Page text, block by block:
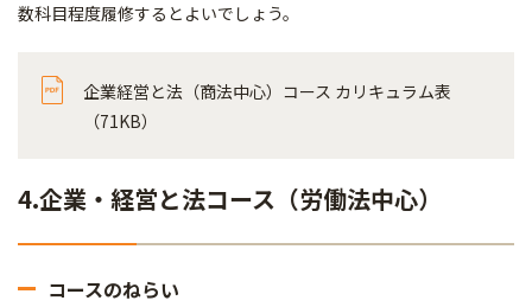
数科目程度履修するとよいでしょう。
企業経営と法（商法中心）コース カリキュラム表
（71KB）
4.企業・経営と法コース（労働法中心）
コースのねらい